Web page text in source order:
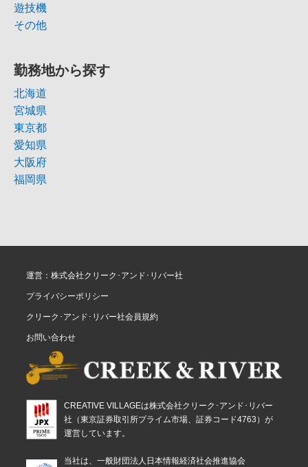
遊技機
その他
勤務地から探す
北海道
宮城県
東京都
愛知県
大阪府
福岡県
運営：株式会社クリーク･アンド･リバー社
プライバシーポリシー
クリーク･アンド･リバー社会員規約
お問い合わせ
CREATIVE VILLAGEは株式会社クリーク･アンド･リバー
社（東京証券取引所プライム市場、証券コード4763）が
運営しています。
当社は、一般財団法人日本情報経済社会推進協会